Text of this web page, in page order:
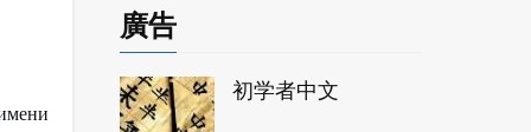
廣告
初学者中文